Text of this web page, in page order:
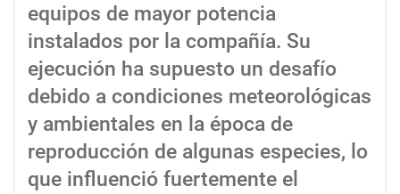
equipos de mayor potencia
instalados por la compañía. Su
ejecución ha supuesto un desafío
debido a condiciones meteorológicas
y ambientales en la época de
reproducción de algunas especies, lo
que influenció fuertemente el